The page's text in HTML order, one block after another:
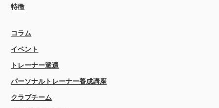
特徴
コラム
イベント
トレーナー派遣
パーソナルトレーナー養成講座
クラブチーム